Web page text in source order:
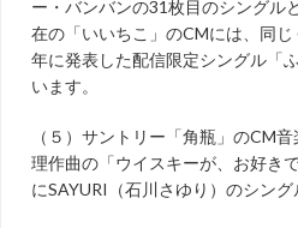
ー・バンバンの31枚目のシングル
在の「いいちこ」のCMには、同
年に発表した配信限定シングル「
います。
（５）サントリー「角瓶」のCM
理作曲の「ウイスキーが、お好き
にSAYURI（石川さゆり）のシング